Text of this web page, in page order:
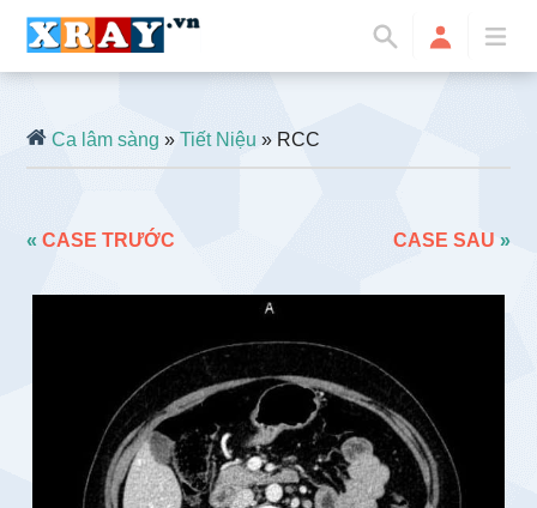
Ca lâm sàng »Tiết Niệu » RCC
«CASE TRƯỚC CASE SAU »